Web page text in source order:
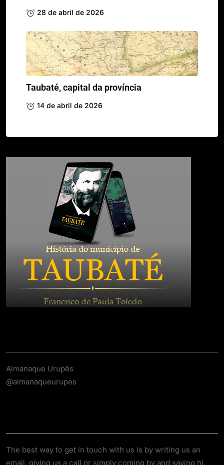
28 de abril de 2026
Taubaté, capital da província
14 de abril de 2026
Almanaque Urupês
@almanaqueurupes
The best way to get in touch with us is by writing us an
email, giving us a call or simply coming by and saying hi.